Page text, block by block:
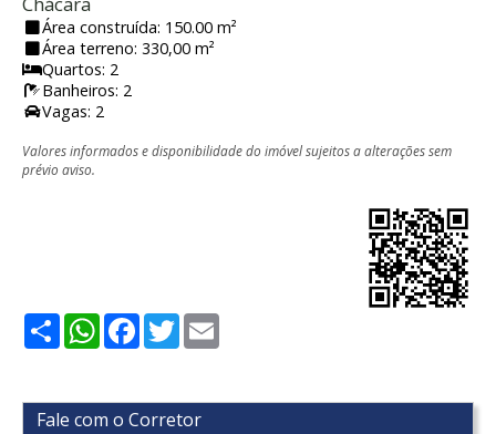
Área construída: 150.00 m²
Área terreno: 330,00 m²
Quartos: 2
Banheiros: 2
Vagas: 2
Valores informados e disponibilidade do imóvel sujeitos a alterações sem
prévio aviso.
ShareWhatsApp
Facebook
Twitter
Fale com o Corretor